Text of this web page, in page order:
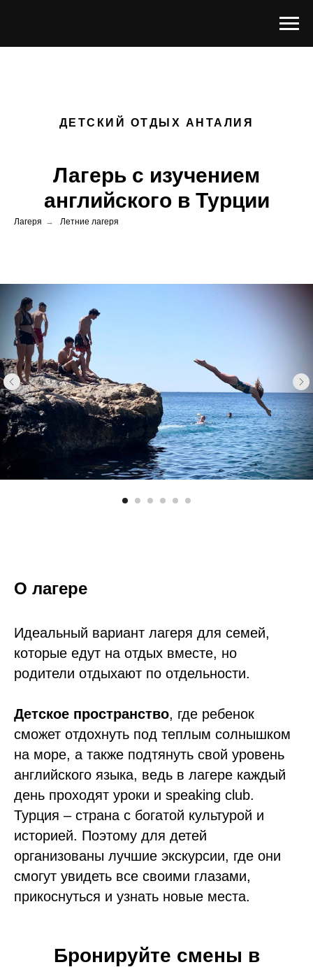
ДЕТСКИЙ ОТДЫХ АНТАЛИЯ
Лагерь с изучением
английского в Турции
Лагеря → Летние лагеря
О лагере
Идеальный вариант лагеря для семей,
которые едут на отдых вместе, но
родители отдыхают по отдельности.
Детское пространство, где ребенок
сможет отдохнуть под теплым солнышком
на море, а также подтянуть свой уровень
английского языка, ведь в лагере каждый
день проходят уроки и speaking club.
Турция – страна с богатой культурой и
историей. Поэтому для детей
организованы лучшие экскурсии, где они
смогут увидеть все своими глазами,
прикоснуться и узнать новые места.
Бронируйте смены в